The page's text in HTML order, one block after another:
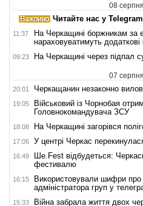
08
Читайте нас у
11:37
На Черкащині боржникам за
нараховуватимуть додаткові
09:23 На Черкащині через підпал
07
20:01 Черкащанин незаконно
19:05
Військовий із Чорнобая
Головнокомандувача ЗСУ
18:08 На Черкащині загорівся
17:06 У центрі Черкас
16:49
Ше.Fest відбудеться:
фестивалю
16:15
Використовували шифри
адміністратора груп у
15:33 Війна забрала життя двох